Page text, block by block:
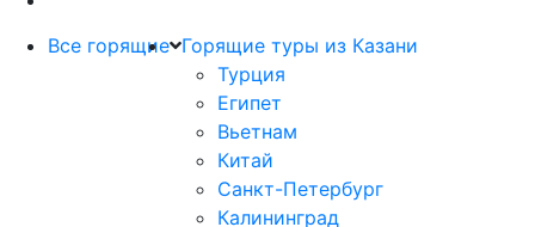
Все горящие Горящие туры из Казани
Турция
Египет
Вьетнам
Китай
Санкт-Петербург
Калининград